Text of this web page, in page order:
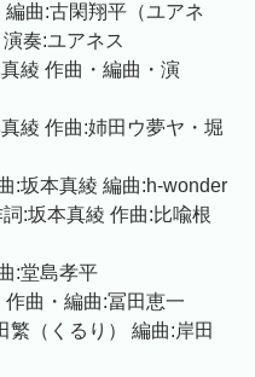
曲:古閑翔平（ユアネ
奏:ユアネス
綾 作曲・編曲・演
綾 作曲:姉田ウ夢ヤ・堀
:坂本真綾 編曲:h-wonder
:坂本真綾 作曲:比喩根
:堂島孝平
曲・編曲:冨田恵一
（くるり） 編曲:岸田